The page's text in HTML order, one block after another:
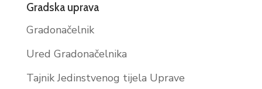
Gradska uprava
Gradonačelnik
Ured Gradonačelnika
Tajnik Jedinstvenog tijela Uprave